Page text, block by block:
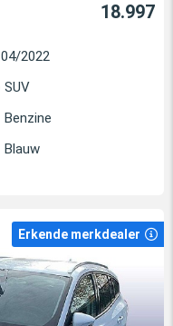
18.997
04/2022
SUV
Benzine
Blauw
Erkende merkdealer